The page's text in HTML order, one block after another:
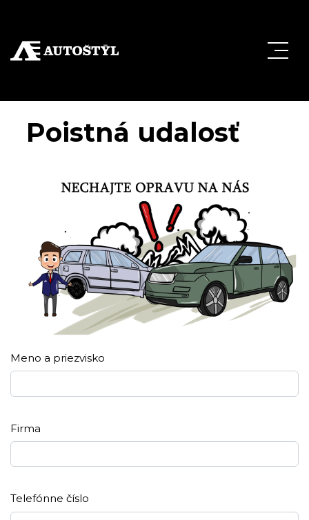
Poistná udalosť
Meno a priezvisko
Firma
Telefónne číslo